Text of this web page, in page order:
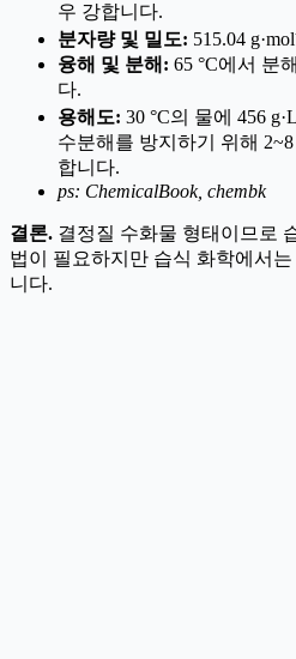
우 강합니다.
분자량 및 밀도: 515.04
융해 및 분해: 65 °C에서 분
다.
용해도: 30 °C의 물에 456
수분해를 방지하기 위해
합니다.
ps: ChemicalBook, chembk
결론. 결정질 수화물 형태이므로
법이 필요하지만 습식 화학에서
니다.